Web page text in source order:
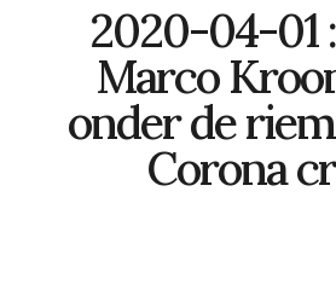
2020-04-01
Marco
onder de
Corona